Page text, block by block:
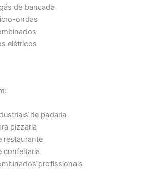
de bancada
ondas
elétricos
de padaria
pizzaria
restaurante
confeitaria
profissionais